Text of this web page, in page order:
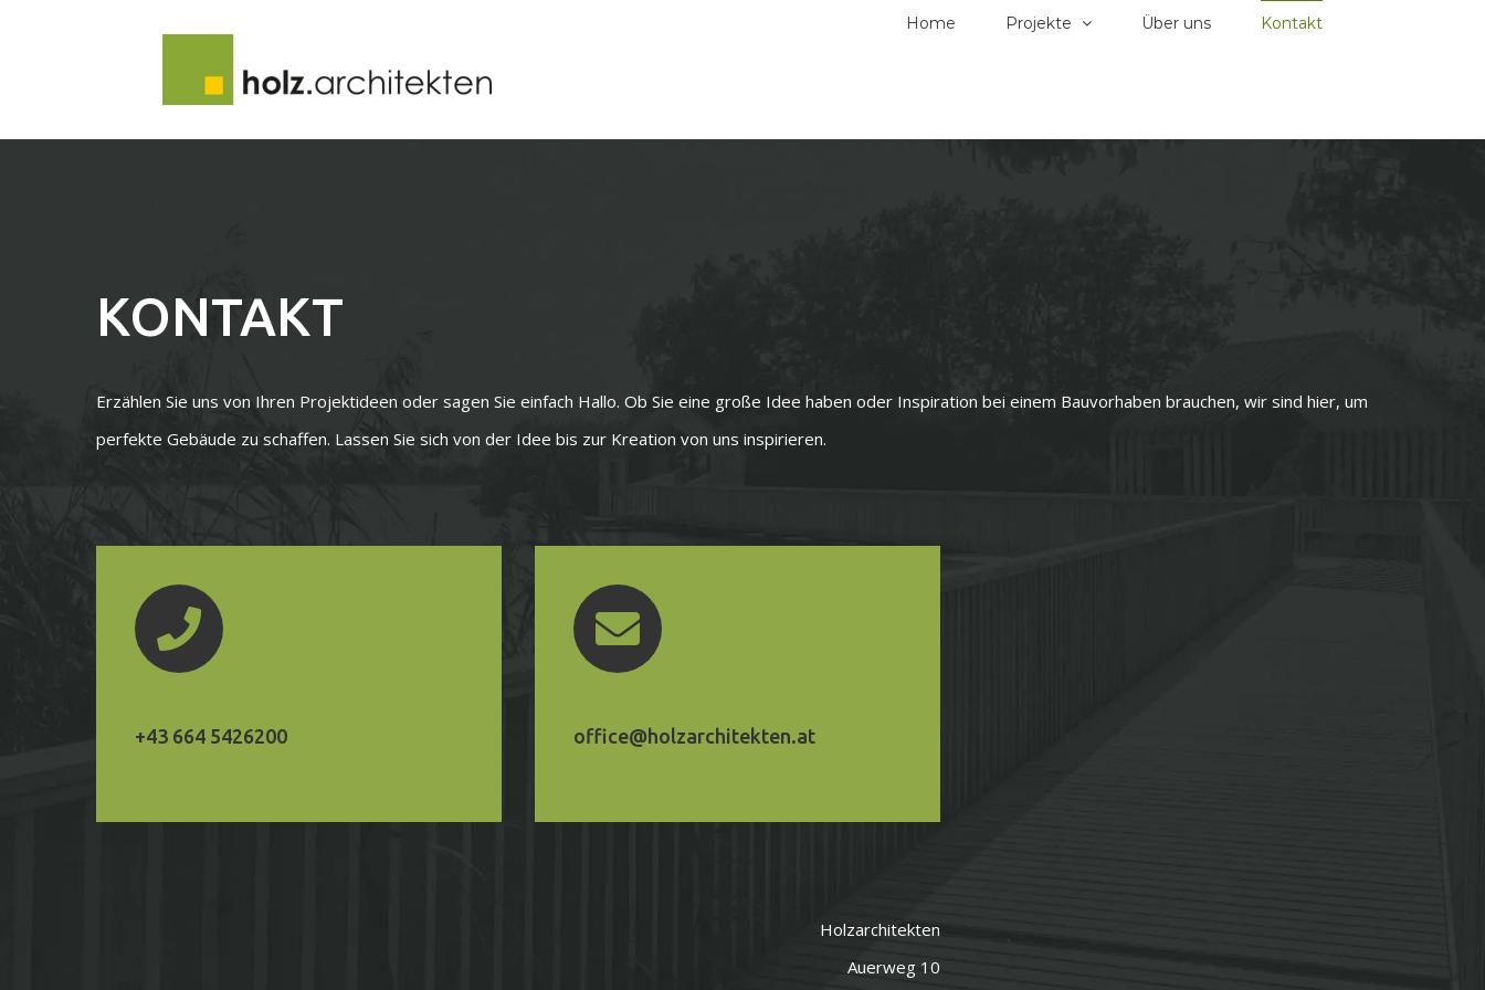
Home Projekte Über uns Kontakt
KONTAKT
Erzählen Sie uns von Ihren Projektideen oder sagen Sie einfach Hallo. Ob Sie eine große Idee haben oder Inspiration bei einem Bauvorhaben brauchen, wir sind hier, um
perfekte Gebäude zu schaffen. Lassen Sie sich von der Idee bis zur Kreation von uns inspirieren.
+43 664 5426200 office@holzarchitekten.at
Holzarchitekten
Auerweg 10